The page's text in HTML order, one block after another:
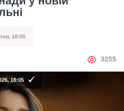
18:05
АВТОР
3255
18:05